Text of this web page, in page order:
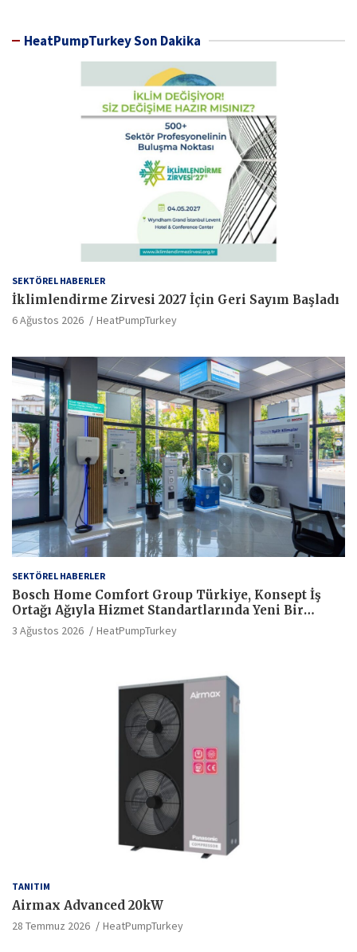
HeatPumpTurkey Son Dakika
SEKTÖREL HABERLER
İklimlendirme Zirvesi 2027 İçin Geri Sayım Başladı
6 Ağustos 2026 HeatPumpTurkey
SEKTÖREL HABERLER
Bosch Home Comfort Group Türkiye, Konsept İş
Ortağı Ağıyla Hizmet Standartlarında Yeni Bir
Dönem Başlatıyor
3 Ağustos 2026 HeatPumpTurkey
TANITIM
Airmax Advanced 20kW
28 Temmuz 2026 HeatPumpTurkey